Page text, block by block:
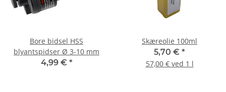
Bore bidsel HSS
blyantspidser Ø 3-10 mm
4,99 € *
Skæreolie 100ml
5,70 € *
57,00 € ved 1 l